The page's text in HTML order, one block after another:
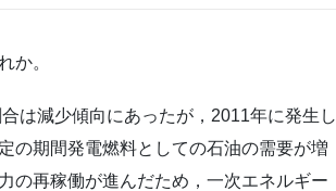
か。
は減少傾向にあったが，2011年に発生し
の期間発電燃料としての石油の需要が増
の再稼働が進んだため，一次エネルギー